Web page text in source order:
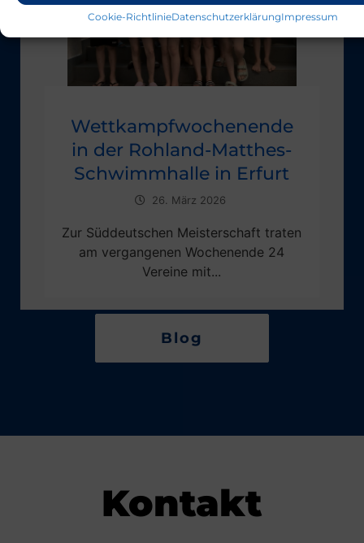
Cookie-RichtlinieDatenschutzerklärungImpressum
Wettkampfwochenende
in der Rohland-Matthes-
Schwimmhalle in Erfurt
26. März 2026
Zur Süddeutschen Meisterschaft traten
am vergangenen Wochenende 24
Vereine mit...
Blog
Kontakt